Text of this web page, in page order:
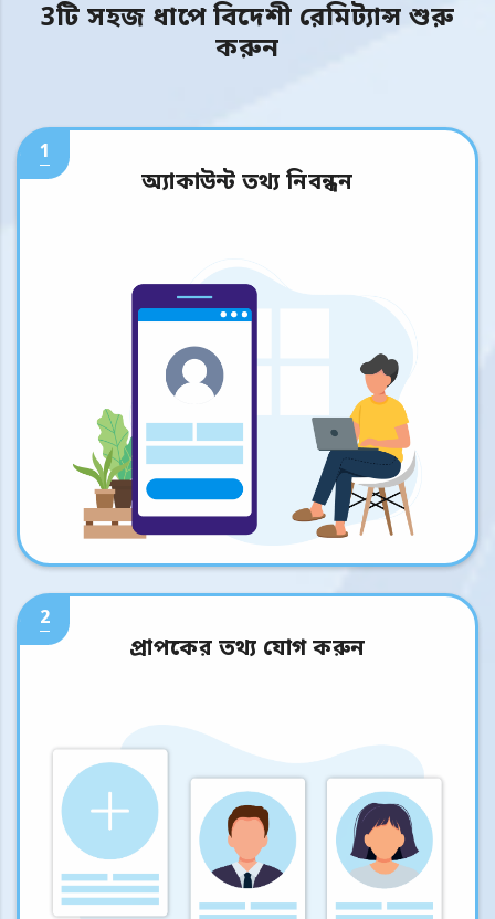
3টি সহজ ধাপে বিদেশী রেমিট্যান্স শুরু
করুন
1
অ্যাকাউন্ট তথ্য নিবন্ধন
2
প্রাপকের তথ্য যোগ করুন